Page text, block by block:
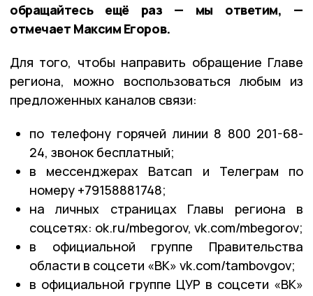
обращайтесь ещё раз — мы ответим, —
отмечает Максим Егоров.
Для того, чтобы направить обращение Главе
региона, можно воспользоваться любым из
предложенных каналов связи:
по телефону горячей линии 8 800 201-68-
24, звонок бесплатный;
в мессенджерах Ватсап и Телеграм по
номеру +79158881748;
на личных страницах Главы региона в
соцсетях: ok.ru/mbegorov, vk.com/mbegorov;
в официальной группе Правительства
области в соцсети «ВК» vk.com/tambovgov;
в официальной группе ЦУР в соцсети «ВК»